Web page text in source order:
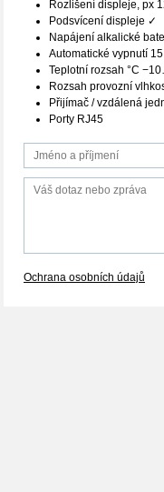
Rozlišení displeje, px
Podsvícení displeje ✓
Napájení alkalické
Automatické vypnutí
Teplotní rozsah °C
Rozsah provozní
Přijímač / vzdálená
Porty RJ45
Ochrana osobních údajů